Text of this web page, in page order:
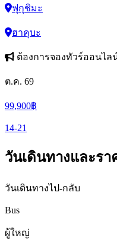
ฟุกุชิมะ
ฮาคุบะ
ต้องการจองทัวร์ออนไล
ต.ค. 69
99,900฿
14-21
วันเดินทางและรา
วันเดินทางไป-กลับ
Bus
ผู้ใหญ่